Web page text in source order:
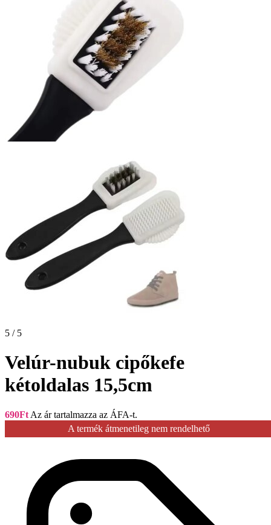
5 / 5
Velúr-nubuk cipőkefe
kétoldalas 15,5cm
690Ft Az ár tartalmazza az ÁFA-t.
A termék átmenetileg nem rendelhető